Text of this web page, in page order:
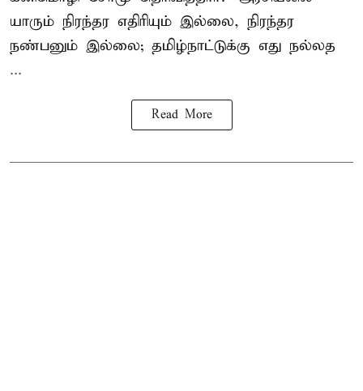
யாரும் நிரந்தர எதிரியும் இல்லை, நிரந்தர
நண்பனும் இல்லை; தமிழ்நாட்டுக்கு எது நல்லத
...
Read More